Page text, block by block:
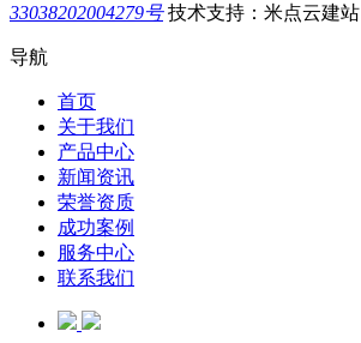
33038202004279号 技术支持：米点云建站
导航
首页
关于我们
产品中心
新闻资讯
荣誉资质
成功案例
服务中心
联系我们